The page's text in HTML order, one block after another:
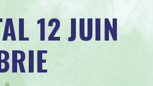
12 JUIN